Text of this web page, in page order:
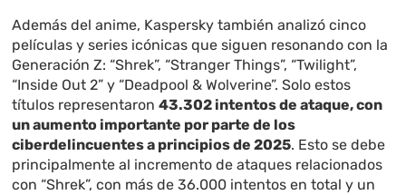
Además del anime, Kaspersky también analizó cinco
películas y series icónicas que siguen resonando con la
Generación Z: “Shrek”, “Stranger Things”, “Twilight”,
“Inside Out 2” y “Deadpool & Wolverine”. Solo estos
títulos representaron43.302 intentos de ataque, con
un aumento importante por parte de los
ciberdelincuentes a principios de 2025. Esto se debe
principalmente al incremento de ataques relacionados
con “Shrek”, con más de 36.000 intentos en total y un